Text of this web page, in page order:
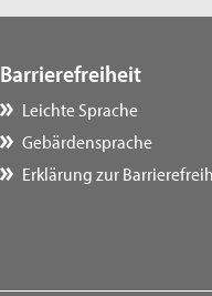
Barrierefreiheit
Leichte Sprache
Gebärdensprache
Erklärung zur